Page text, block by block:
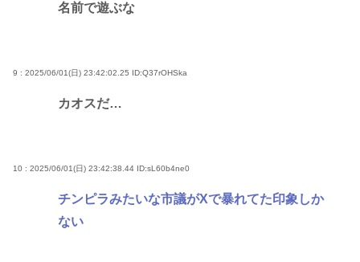
名前で遊ぶな
9 : 2025/06/01(日) 23:42:02.25 ID:Q37rOHSka
カオスだ…
10 : 2025/06/01(日) 23:42:38.44 ID:sL60b4ne0
チンピラみたいな市議がXで暴れてた印象しか
ない